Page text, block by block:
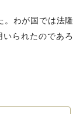
。わが国では法隆
られたのであろ